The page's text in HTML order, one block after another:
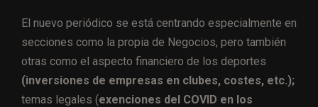
El nuevo periódico se está centrando especialmente en
secciones como la propia de Negocios, pero también
otras como el aspecto financiero de los deportes
(inversiones de empresas en clubes, costes, etc.);
temas legales (exenciones del COVID en los